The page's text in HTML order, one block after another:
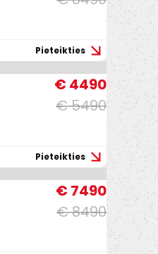
Pieteikties
€ 5490
€ 4490
Pieteikties
€ 8490
€ 7490